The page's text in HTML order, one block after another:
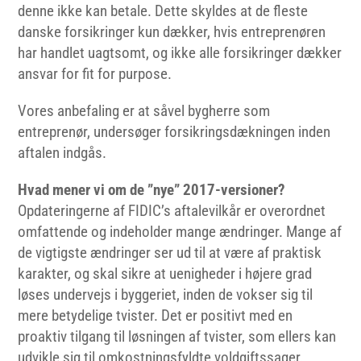
denne ikke kan betale. Dette skyldes at de fleste
danske forsikringer kun dækker, hvis entreprenøren
har handlet uagtsomt, og ikke alle forsikringer dækker
ansvar for fit for purpose.
Vores anbefaling er at såvel bygherre som
entreprenør, undersøger forsikringsdækningen inden
aftalen indgås.
Hvad mener vi om de ”nye” 2017-versioner?
Opdateringerne af FIDIC’s aftalevilkår er overordnet
omfattende og indeholder mange ændringer. Mange af
de vigtigste ændringer ser ud til at være af praktisk
karakter, og skal sikre at uenigheder i højere grad
løses undervejs i byggeriet, inden de vokser sig til
mere betydelige tvister. Det er positivt med en
proaktiv tilgang til løsningen af tvister, som ellers kan
udvikle sig til omkostningsfyldte voldgiftssager.